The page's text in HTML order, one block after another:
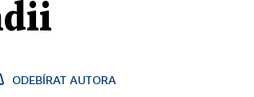
ODEBÍRAT AUTORA